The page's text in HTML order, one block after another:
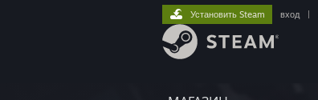
Установить Steam вход